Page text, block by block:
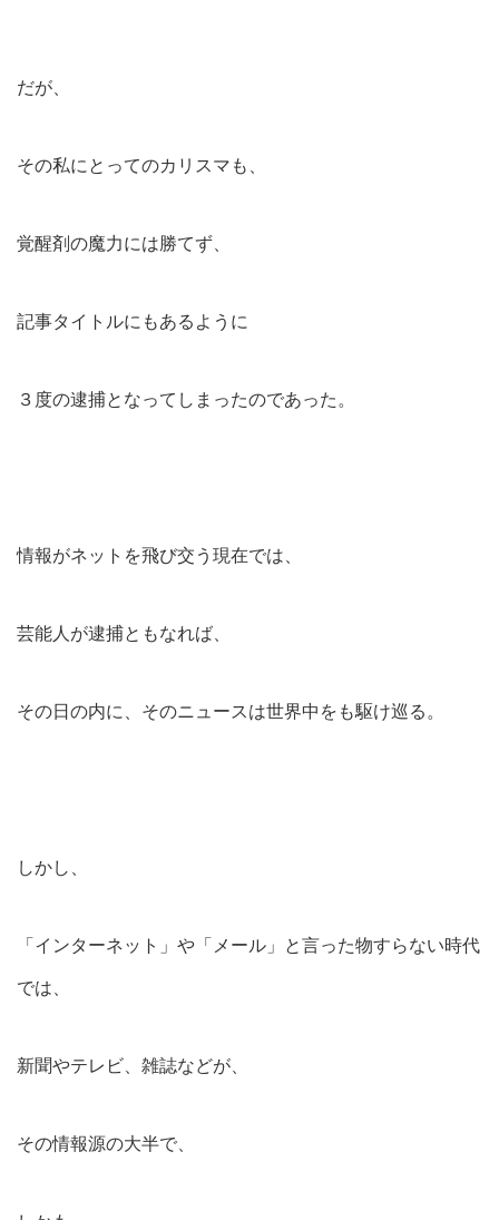
だが、
その私にとってのカリスマも、
覚醒剤の魔力には勝てず、
記事タイトルにもあるように
３度の逮捕となってしまったのであった。
情報がネットを飛び交う現在では、
芸能人が逮捕ともなれば、
その日の内に、そのニュースは世界中をも駆け巡る。
しかし、
「インターネット」や「メール」と言った物すらない時代
では、
新聞やテレビ、雑誌などが、
その情報源の大半で、